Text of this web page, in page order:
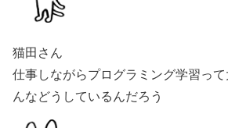
猫田さん
仕事しながらプログラミング学習っ
んなどうしているんだろう